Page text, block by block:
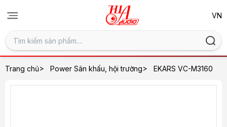
Trang chủ> Power Sân khấu, hội trường> EKARS VC-M3160